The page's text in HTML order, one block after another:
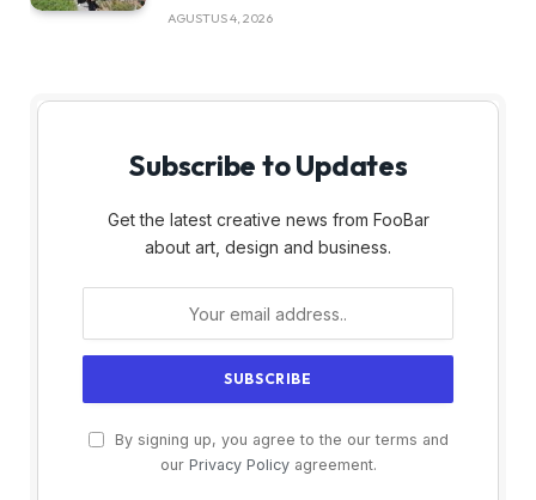
AGUSTUS 4, 2026
Subscribe to Updates
Get the latest creative news from FooBar
about art, design and business.
By signing up, you agree to the our terms and
our Privacy Policyagreement.